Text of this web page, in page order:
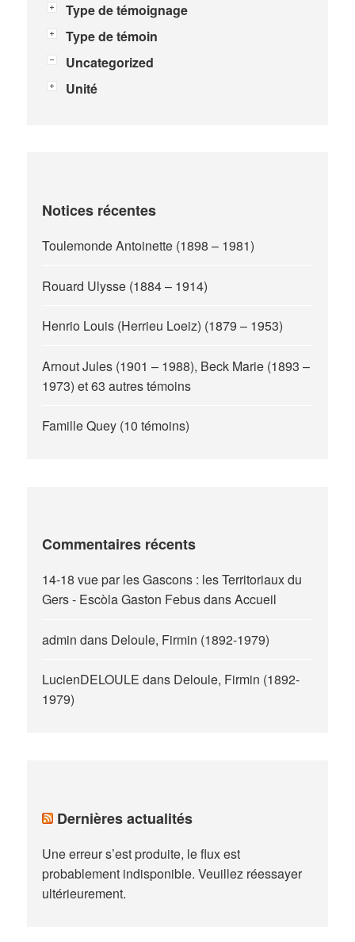
Type de témoignage
Type de témoin
Uncategorized
Unité
Notices récentes
Toulemonde Antoinette (1898 – 1981)
Rouard Ulysse (1884 – 1914)
Henrio Louis (Herrieu Loeiz) (1879 – 1953)
Arnout Jules (1901 – 1988), Beck Marie (1893 –
1973) et 63 autres témoins
Famille Quey (10 témoins)
Commentaires récents
14-18 vue par les Gascons : les Territoriaux du
Gers - Escòla Gaston FebusdansAccueil
admin dans Deloule, Firmin (1892-1979)
LucienDELOULE dans Deloule, Firmin (1892-
1979)
Dernières actualités
Une erreur s’est produite, le flux est
probablement indisponible. Veuillez réessayer
ultérieurement.